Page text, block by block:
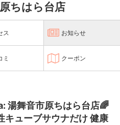
ちはら台店
ス お知らせ
ミ クーポン
舞音市原ちはら台店🌈
キューブサウナだけ 健康